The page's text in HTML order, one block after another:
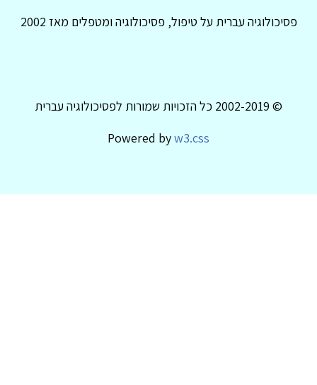
פסיכולוגיה עברית על טיפול, פסיכולוגיה ומטפלים מאז 2002
© 2002-2019 כל הזכויות שמורות לפסיכולוגיה עברית
Powered byw3.css